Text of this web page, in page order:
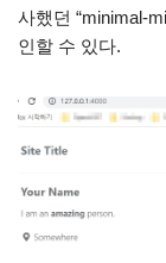
사했던 “minimal-
인할 수 있다.